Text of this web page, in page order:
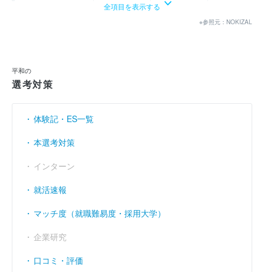
104億6700万
売上伸び率
営業利益率 （％） 8.42 18.91 17.18
経常利益率 （％）
全項目を表示する
※参照元：NOKIZAL
平和の
選考対策
体験記・ES一覧
本選考対策
インターン
就活速報
マッチ度（就職難易度・採用大学）
企業研究
口コミ・評価